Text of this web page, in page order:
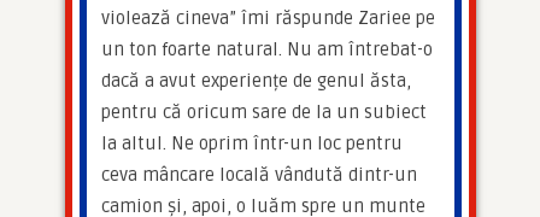
violează cineva” îmi răspunde Zariee pe
un ton foarte natural. Nu am întrebat-o
dacă a avut experiențe de genul ăsta,
pentru că oricum sare de la un subiect
la altul. Ne oprim într-un loc pentru
ceva mâncare locală vândută dintr-un
camion și, apoi, o luăm spre un munte